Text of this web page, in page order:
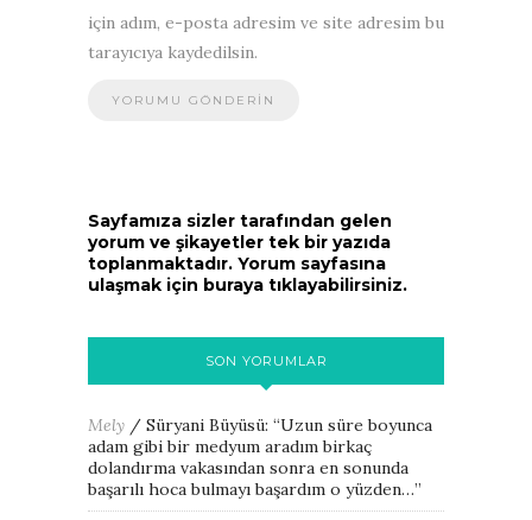
için adım, e-posta adresim ve site adresim bu
tarayıcıya kaydedilsin.
Sayfamıza sizler tarafından gelen
yorum ve şikayetler tek bir yazıda
toplanmaktadır. Yorum sayfasına
ulaşmak için buraya tıklayabilirsiniz.
SON YORUMLAR
Mely / Süryani Büyüsü: “Uzun süre boyunca
adam gibi bir medyum aradım birkaç
dolandırma vakasından sonra en sonunda
başarılı hoca bulmayı başardım o yüzden…”